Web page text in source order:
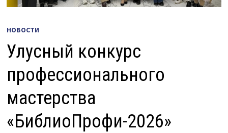
НОВОСТИ
Улусный конкурс
профессионального
мастерства
«БиблиоПрофи-2026»